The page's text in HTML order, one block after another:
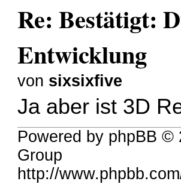
Re: Bestätigt:
Entwicklung
von sixsixfive
Ja aber ist 3D
Powered by phpBB ©
Group
http://